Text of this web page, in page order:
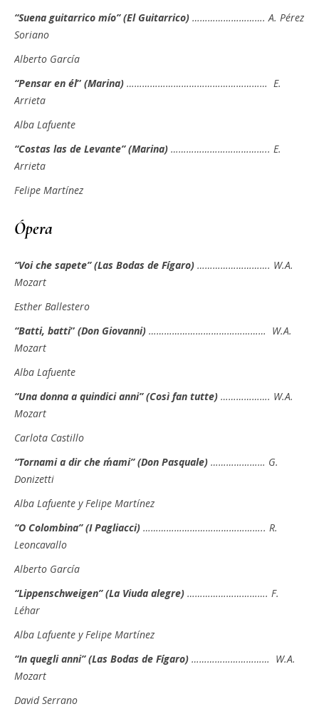
“Suena guitarrico mío” (El Guitarrico) ………………………. A. Pérez
Soriano
Alberto García
“Pensar en él” (Marina) ……………………………………………… E.
Arrieta
Alba Lafuente
“Costas las de Levante” (Marina) ……………………………….. E.
Arrieta
Felipe Martínez
Ópera
“Voi che sapete” (Las Bodas de Fígaro) ………………………. W.A.
Mozart
Esther Ballestero
“Batti, batti” (Don Giovanni) ……………………………………… W.A.
Mozart
Alba Lafuente
“Una donna a quindici anni” (Così fan tutte) ………………. W.A.
Mozart
Carlota Castillo
“Tornami a dir che m´ami” (Don Pasquale) ………………… G.
Donizetti
Alba Lafuente y Felipe Martínez
“O Colombina” (I Pagliacci) ……………………………………….. R.
Leoncavallo
Alberto García
“Lippenschweigen” (La Viuda alegre) …………………………. F.
Léhar
Alba Lafuente y Felipe Martínez
“In quegli anni” (Las Bodas de Fígaro) ………………………… W.A.
Mozart
David Serrano